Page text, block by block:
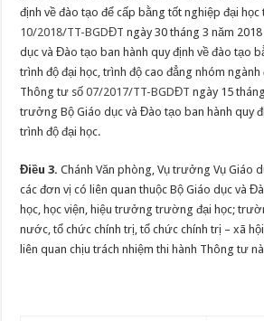
định về đào tạo để cấp bằng tốt nghiệp đại
10/2018/TT-BGDĐT ngày 30 tháng 3 năm
dục và Đào tạo ban hành quy định về đào tạo
trình độ đại học, trình độ cao đẳng nhóm
Thông tư số07/2017/TT-BGDĐT ngày 15
trưởng Bộ Giáo dục và Đào tạo ban hành quy
trình độ đại học.
Điều 3. Chánh Văn phòng, Vụ trưởng Vụ Giáo
các đơn vị có liên quan thuộc Bộ Giáo dục và
học, học viện, hiệu trưởng trường đại học;
nước, tổ chức chính trị, tổ chức chính trị – xã
liên quan chịu trách nhiệm thi hành Thông tư